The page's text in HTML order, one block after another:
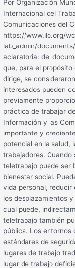
Por Organización
Internacional del
Comunicaciones del
https://www.ilo.org/
lab_admin/
aclaratoria: del
que, para el
dirige, se
interesados pueden
previamente
práctica de trabajar
Información y las
importante y
potencial en la salud,
trabajadores. Cuando
teletrabajo puede ser
bienestar social.
vida personal, reducir
los desplazamientos
cual puede,
teletrabajo también
pública. Los entornos
estándares de
lugares de trabajo
lugar de trabajo